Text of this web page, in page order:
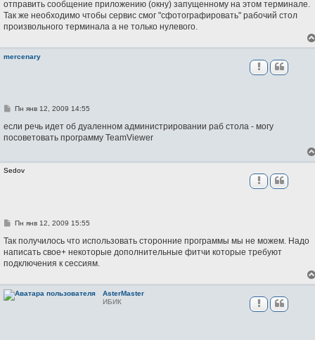
е
н
е
отправить сообщение приложению (окну) запущенному на этом терминале.
Так же необходимо чтобы сервис смог "сфотографировать" рабочий стол
произвольного терминала а не только нулевого.
mercenary
С
о
щ
и
е
Пн янв 12, 2009 14:55
если речь идет об дуаленном администрировании раб стола - могу
посоветовать программу TeamViewer
Sedov
С
о
щ
е
е
Пн янв 12, 2009 15:55
Так получилось что использовать сторонние программы мы не можем. Надо
написать свое+ некоторые дополнительные фитчи которые требуют
подключения к сессиям.
AsterMaster
ИБИК